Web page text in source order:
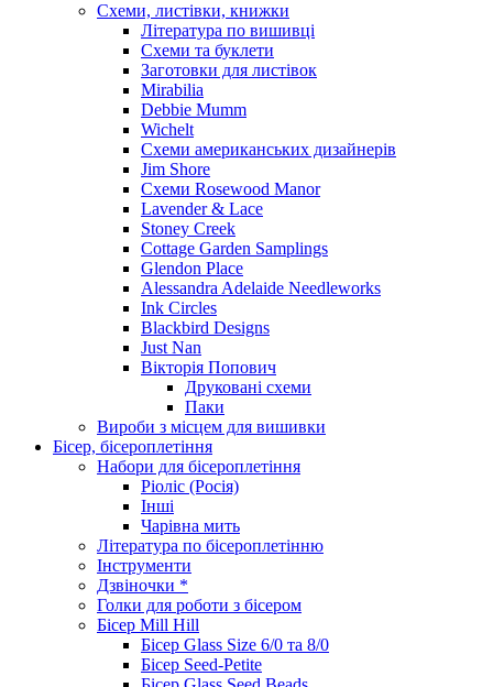
Схеми, листівки, книжки
Література по вишивці
Схеми та буклети
Заготовки для листівок
Mirabilia
Debbie Mumm
Wichelt
Схеми американських дизайнерів
Jim Shore
Cхеми Rosewood Manor
Lavender & Lace
Stoney Creek
Cottage Garden Samplings
Glendon Place
Alessandra Adelaide Needleworks
Ink Circles
Blackbird Designs
Just Nan
Вікторія Попович
Друковані схеми
Паки
Вироби з місцем для вишивки
Бісер, бісероплетіння
Набори для бісероплетіння
Ріоліс (Росія)
Інші
Чарівна мить
Література по бісероплетінню
Інструменти
Дзвіночки *
Голки для роботи з бісером
Бісер Mill Hill
Бісер Glass Size 6/0 та 8/0
Бісер Seed-Petite